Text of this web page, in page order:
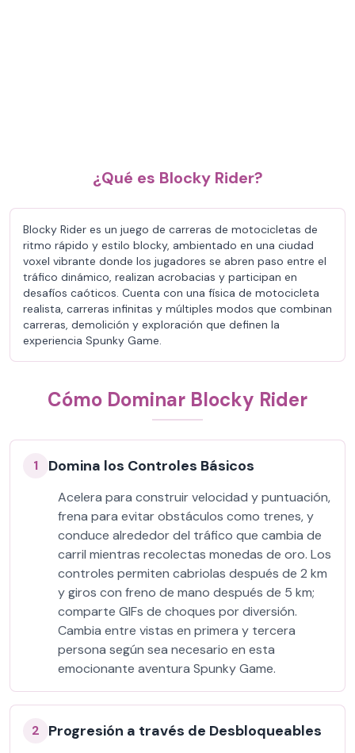
¿Qué es Blocky Rider?
Blocky Rider es un juego de carreras de motocicletas de
ritmo rápido y estilo blocky, ambientado en una ciudad
voxel vibrante donde los jugadores se abren paso entre el
tráfico dinámico, realizan acrobacias y participan en
desafíos caóticos. Cuenta con una física de motocicleta
realista, carreras infinitas y múltiples modos que combinan
carreras, demolición y exploración que definen la
experiencia Spunky Game.
Cómo Dominar Blocky Rider
1 Domina los Controles Básicos
Acelera para construir velocidad y puntuación,
frena para evitar obstáculos como trenes, y
conduce alrededor del tráfico que cambia de
carril mientras recolectas monedas de oro. Los
controles permiten cabriolas después de 2 km
y giros con freno de mano después de 5 km;
comparte GIFs de choques por diversión.
Cambia entre vistas en primera y tercera
persona según sea necesario en esta
emocionante aventura Spunky Game.
2 Progresión a través de Desbloqueables